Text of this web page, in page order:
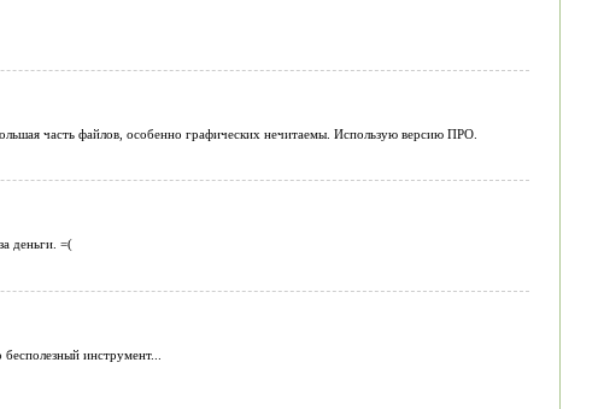
часть файлов, особенно графических нечитаемы. Использую версию ПРО.
деньги. =(
инструмент...